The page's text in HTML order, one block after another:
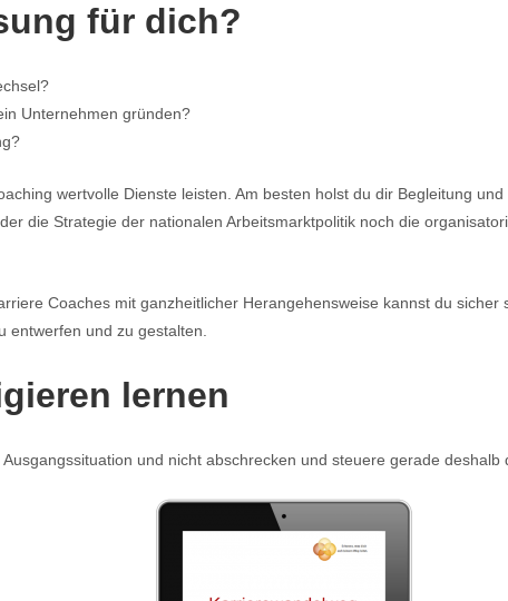
für dich?
Unternehmen gründen?
wertvolle Dienste leisten. Am besten holst du dir Begleitung
die Strategie der nationalen Arbeitsmarktpolitik noch die
Coaches mit ganzheitlicher Herangehensweise kannst du
entwerfen und zu gestalten.
lernen
und nicht abschrecken und steuere gerade deshalb